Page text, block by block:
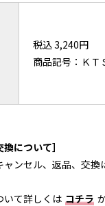
税込 3,240円
商品記号：ＫＴ
について］
ャンセル、返品、交
いて詳しくは コチラ